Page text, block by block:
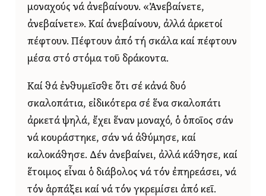
μοναχούς νά ἀνεβαίνουν. «Ἀνεβαίνετε,
ἀνεβαίνετε». Καί ἀνεβαίνουν, ἀλλά ἀρκετοί
πέφτουν. Πέφτουν ἀπό τή σκάλα καί πέφτουν
μέσα στό στόμα τοῦ δράκοντα.
Καί θά ἐνθυμεῖσθε ὅτι σέ κἀνά δυό
σκαλοπάτια, εἰδικότερα σέ ἕνα σκαλοπάτι
ἀρκετά ψηλά, ἔχει ἕναν μοναχό, ὁ ὁποῖος σάν
νά κουράστηκε, σάν νά ἀθύμησε, καί
καλοκάθησε. Δέν ἀνεβαίνει, ἀλλά κάθησε, καί
ἕτοιμος εἶναι ὁ διάβολος νά τόν ἐπηρεάσει, νά
τόν ἁρπάξει καί νά τόν γκρεμίσει ἀπό κεῖ.